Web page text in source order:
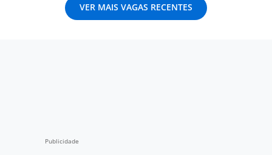
VER MAIS VAGAS RECENTES